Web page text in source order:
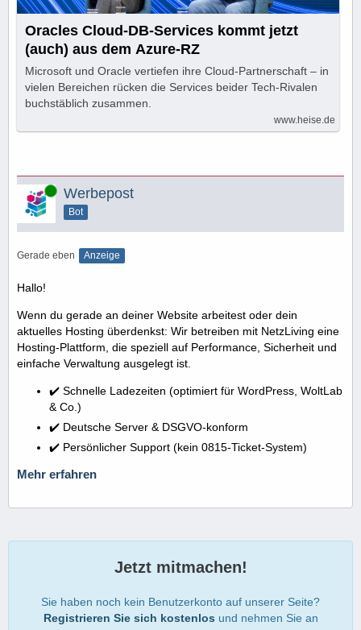
Oracles Cloud-DB-Services kommt jetzt
(auch) aus dem Azure-RZ
Microsoft und Oracle vertiefen ihre Cloud-Partnerschaft – in
vielen Bereichen rücken die Services beider Tech-Rivalen
buchstäblich zusammen.
www.heise.de
Online Werbepost
Bot
Gerade eben Anzeige
Hallo!
Wenn du gerade an deiner Website arbeitest oder dein
aktuelles Hosting überdenkst: Wir betreiben mit NetzLiving eine
Hosting-Plattform, die speziell auf Performance, Sicherheit und
einfache Verwaltung ausgelegt ist.
✔️ Schnelle Ladezeiten (optimiert für WordPress, WoltLab
& Co.)
✔️ Deutsche Server & DSGVO-konform
✔️ Persönlicher Support (kein 0815-Ticket-System)
Mehr erfahren
Jetzt mitmachen!
Sie haben noch kein Benutzerkonto auf unserer Seite?
Registrieren Sie sich kostenlos und nehmen Sie an